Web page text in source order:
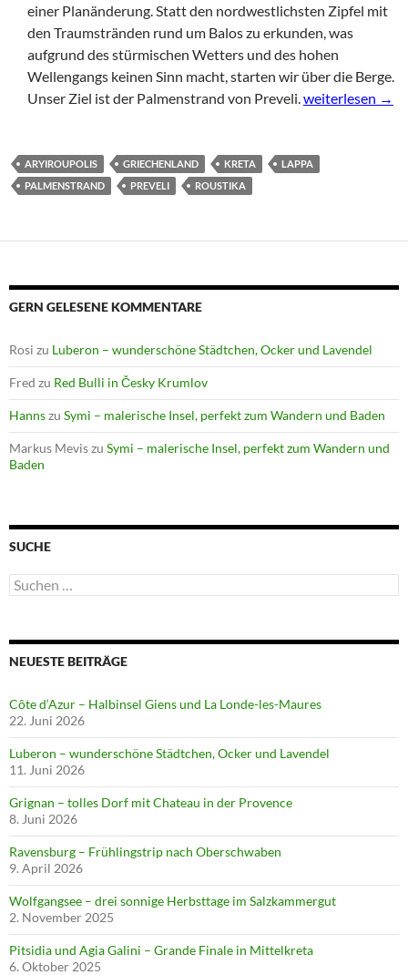
einer Planänderung. Statt den nordwestlichsten Zipfel mit
den Traumstränden rund um Balos zu erkunden, was
aufgrund des stürmischen Wetters und des hohen
Wellengangs keinen Sinn macht, starten wir über die Berge.
Unser Ziel ist der Palmenstrand von Preveli.Kreta Tag 10
weiterlesen →
ARYIROUPOLIS GRIECHENLAND KRETA
LAPPA
PALMENSTRAND
PREVELI ROUSTIKA
GERN GELESENE KOMMENTARE
Rosi zu Luberon – wunderschöne Städtchen, Ocker und Lavendel
Fred zu Red Bulli in Česky Krumlov
Hannszu Symi – malerische Insel, perfekt zum Wandern und Baden
Markus Meviszu Symi – malerische Insel, perfekt zum Wandern und
Baden
SUCHE
Suchen
nach:
NEUESTE BEITRÄGE
Côte d‘Azur – Halbinsel Giens und La Londe-les-Maures
22. Juni 2026
Luberon – wunderschöne Städtchen, Ocker und Lavendel
11. Juni 2026
Grignan – tolles Dorf mit Chateau in der Provence
8. Juni 2026
Ravensburg – Frühlingstrip nach Oberschwaben
9. April 2026
Wolfgangsee – drei sonnige Herbsttage im Salzkammergut
2. November 2025
Pitsidia und Agia Galini – Grande Finale in Mittelkreta
6. Oktober 2025